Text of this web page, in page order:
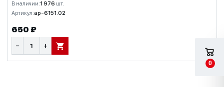
В наличии:1 976 шт.
Артикул:ap-6151.02
650 ₽
− + В КОРЗИНУ
0